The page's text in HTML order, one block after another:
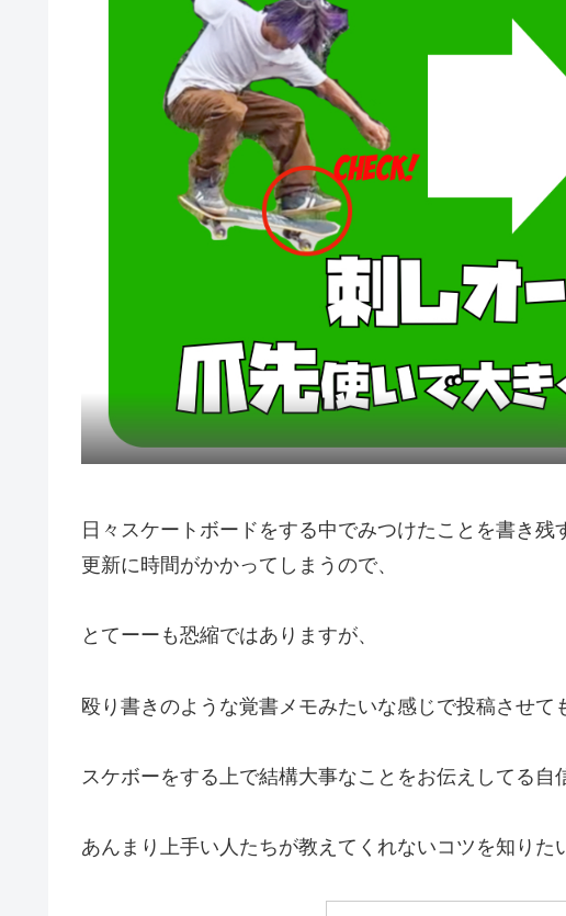
日々スケートボードをする中でみつけたことを書き
更新に時間がかかってしまうので、
とてーーも恐縮ではありますが、
殴り書きのような覚書メモみたいな感じで投稿させて
スケボーをする上で結構大事なことをお伝えしてる自
あんまり上手い人たちが教えてくれないコツを知りた